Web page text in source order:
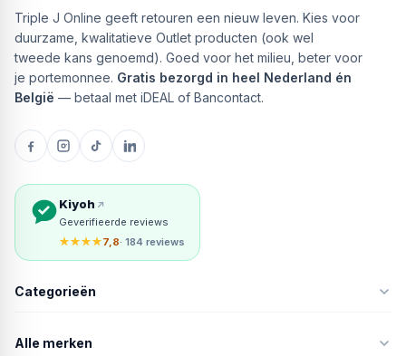
Triple J Online geeft retouren een nieuw leven. Kies voor
duurzame, kwalitatieve Outlet producten (ook wel
tweede kans genoemd). Goed voor het milieu, beter voor
je portemonnee. Gratis bezorgd in heel Nederland én
België — betaal met iDEAL of Bancontact.
Kiyoh
Geverifieerde reviews
★★★★7,8· 184 reviews
Categorieën
Alle merken